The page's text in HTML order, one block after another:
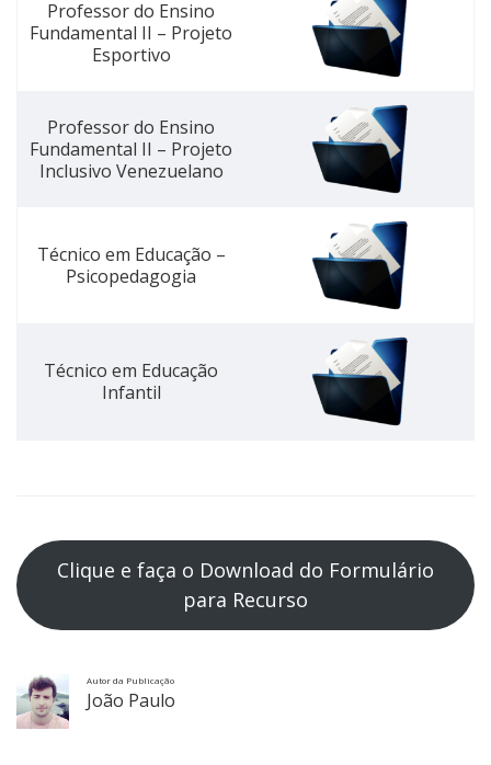
Professor do Ensino
Fundamental II – Projeto
Esportivo
Professor do Ensino
Fundamental II – Projeto
Inclusivo Venezuelano
Técnico em Educação –
Psicopedagogia
Técnico em Educação
Infantil
Clique e faça o Download do Formulário
para Recurso
Autor da Publicação
João Paulo